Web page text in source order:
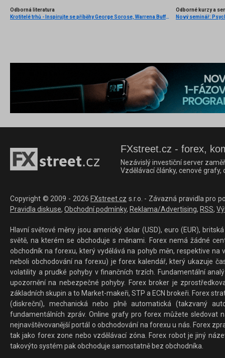
Odborná literatura
Krotitelé trhů - Inspirujte se příběhy George Sorose, Warrena Buffetta a Paula Volckera
Odborné kurzy a
FXstreet.cz - forex,
Nezávislý investiční server
Vzdělávací články, cenové
Copyright © 2009 - 2026 FXstreet.cz s.r.o. - Závazná pravidla pro
Pravidla diskuse, Obchodní podmínky, Reklama/Advertising, RSS,
Hlavní světové měny jsou americký dolar (USD), euro (EUR),
světě, na kterém se obchoduje s měnami. Forex nemá žádné
obchodník na forexu, který vydělává na pohyb měn, respektive
neboli obchodování na forexu) je forex kalendář, který ukazuje
volatility a prudké pohyby v finančních trzích. Fundamentální
upozornění na nebezpečné pohyby. Forex broker je
základních skupin a to Market-makeři, STP a ECN brokeři. Forex
(diskreční), mechanická nebo plně automatická (takzvaný
fundamentálních zpráv. Online grafy pro forex můžete sledovat
nejnavštěvovanější portál o obchodování na forexu u nás. Forex
tak jako forex zone nebo vzdělávací zóna. Forex robot je jiný
takovýto systém pak obchoduje samostatně bez obchodníka.